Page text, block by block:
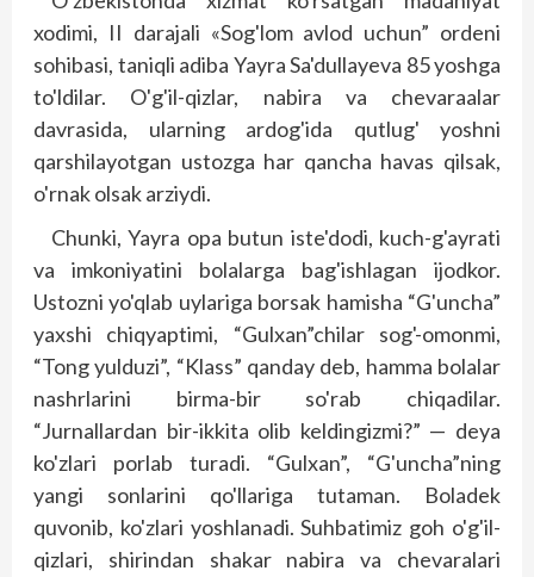
xodimi, II darajali «Sog'lom avlod uchun” ordeni
sohibasi, taniqli adiba Yayra Sa'dullayeva 85 yoshga
to'ldilar. O'g'il-qizlar, nabira va chevaraalar
davrasida, ularning ardog'ida qutlug' yoshni
qarshilayotgan ustozga har qancha havas qilsak,
o'rnak olsak arziydi.
Chunki, Yayra opa butun iste'dodi, kuch-g'ayrati
va imkoniyatini bolalarga bag'ishlagan ijodkor.
Ustozni yo'qlab uylariga borsak hamisha “G'uncha”
yaxshi chiqyaptimi, “Gulxan”chilar sog'-omonmi,
“Tong yulduzi”, “Klass” qanday deb, hamma bolalar
nashrlarini birma-bir so'rab chiqadilar.
“Jurnallardan bir-ikkita olib keldingizmi?” — deya
ko'zlari porlab turadi. “Gulxan”, “G'uncha”ning
yangi sonlarini qo'llariga tutaman. Boladek
quvonib, ko'zlari yoshlanadi. Suhbatimiz goh o'g'il-
qizlari, shirindan shakar nabira va chevaralari